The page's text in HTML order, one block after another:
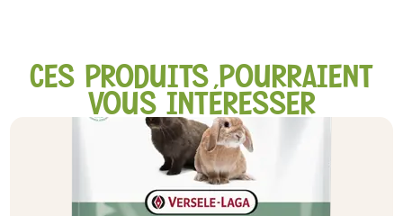
CES PRODUITS POURRAIENT
VOUS INTÉRESSER